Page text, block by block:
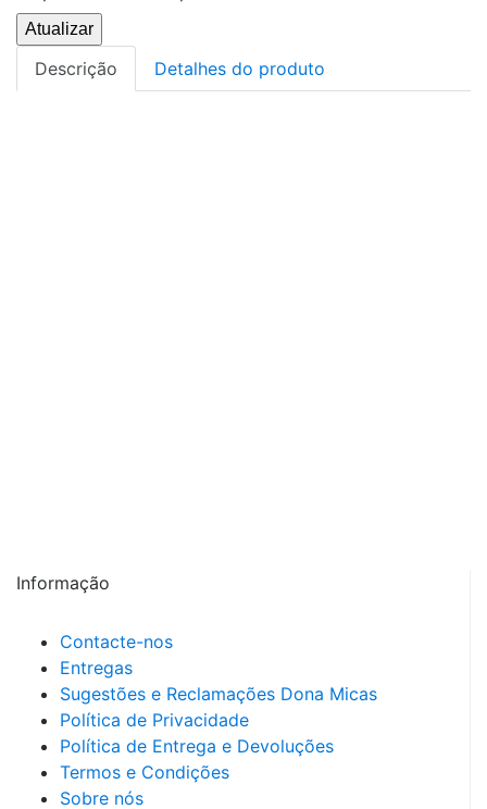
Descrição Detalhes do produto
Informação
Contacte-nos
Entregas
Sugestões e Reclamações Dona Micas
Política de Privacidade
Política de Entrega e Devoluções
Termos e Condições
Sobre nós